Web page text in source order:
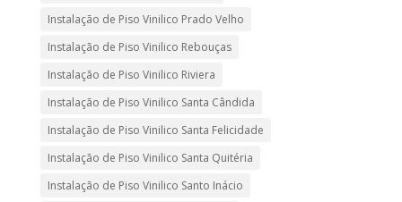
Instalação de Piso Vinilico Prado Velho
Instalação de Piso Vinilico Rebouças
Instalação de Piso Vinilico Riviera
Instalação de Piso Vinilico Santa Cândida
Instalação de Piso Vinilico Santa Felicidade
Instalação de Piso Vinilico Santa Quitéria
Instalação de Piso Vinilico Santo Inácio